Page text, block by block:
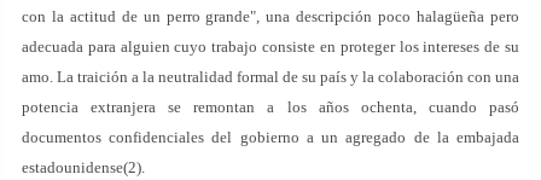
con la actitud de un perro grande", una descripción poco halagüeña pero
adecuada para alguien cuyo trabajo consiste en proteger los intereses de su
amo. La traición a la neutralidad formal de su país y la colaboración con una
potencia extranjera se remontan a los años ochenta, cuando pasó
documentos confidenciales del gobierno a un agregado de la embajada
estadounidense(2).